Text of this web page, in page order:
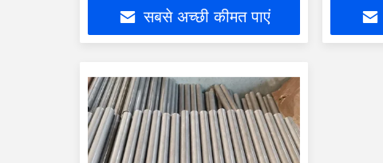
सबसे अच्छी कीमत पाएं